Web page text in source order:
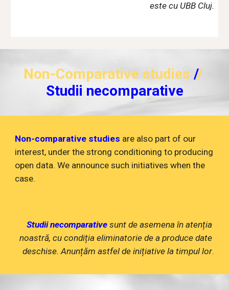
este cu UBB Cluj.
Non-Comparative studies //
Studii necomparative
Non-comparative studies are also part of our
interest, under the strong conditioning to producing
open data. We announce such initiatives when the
case.
Studii necomparative sunt de asemena în atenția
noastră, cu condiția eliminatorie de a produce date
deschise. Anunțăm astfel de inițiative la timpul lor.